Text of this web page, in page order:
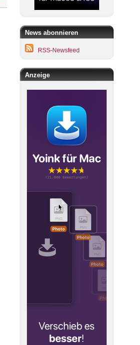
News abonnieren
RSS-Newsfeed
Anzeige